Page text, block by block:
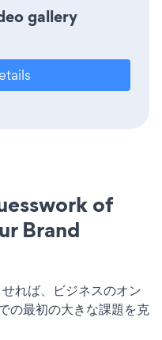
gallery
of
Brand
れば、ビジネスのオン
の最初の大きな課題を克